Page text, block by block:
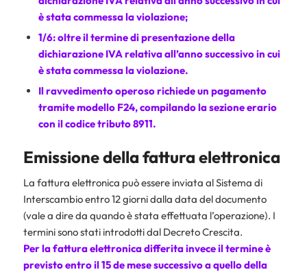
è stata commessa la violazione;
1/6: oltre il termine di presentazione della
dichiarazione IVA relativa all’anno successivo in cui
è stata commessa la violazione.
Il ravvedimento operoso richiede un pagamento
tramitemodello F24, compilando la sezione erario
con il codice tributo 8911.
Emissione della fattura elettronica
La fattura elettronica può essere inviata al Sistema di
Interscambio entro 12 giorni dalla data del documento
(vale a dire da quando è stata effettuata l’operazione). I
termini sono stati introdotti dal Decreto Crescita.
Per lafattura elettronica differitainvece il termine è
previsto entro il 15 de mese successivo a quello della